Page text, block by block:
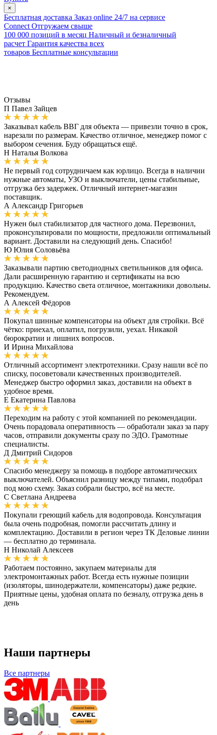
×
Бесплатная доставка Заказ online 24/7 на сервисе
Connect Отгружаем свыше
100 000 позиций в месяц Наличный и безналичный
расчет Гарантия качества всех
товаров Бесплатные консультации
Отзывы
П Павел Зайцев
Заказывал кабель ВВГ для объекта — привезли точно в срок,
нарезали по размерам. Качество отличное, менеджер помог с
выбором сечения. Буду обращаться ещё.
Н Наталья Волкова
Не первый год сотрудничаем как юрлицо. Всегда в наличии
нужные автоматы, УЗО и выключатели, цены стабильные,
отгрузка без задержек. Отличный интернет-магазин
поставщик.
А Александр Григорьев
Нужен был стабилизатор для частного дома. Перезвонил,
проконсультировали по мощности, предложили оптимальный
вариант. Доставили на следующий день. Спасибо!
Ю Юлия Соловьёва
Заказывали партию светодиодных светильников для офиса.
Дали расширенную гарантию и сертификаты на всю
продукцию. Качество света отличное, монтажники довольны.
Рекомендуем.
А Алексей Фёдоров
Покупал шинные компенсаторы на объект для стройки. Всё
чётко: приехал, оплатил, погрузили, уехал. Никакой
бюрократии и лишних вопросов.
И Ирина Михайлова
Отличный ассортимент электротехники. Сразу нашли всё по
списку, посоветовали качественных производителей.
Менеджер быстро оформил заказ, доставили на объект в
удобное время.
Е Екатерина Павлова
Переходим на работу с этой компанией по рекомендации.
Очень порадовала оперативность — обработали заказ за пару
часов, отправили документы сразу по ЭДО. Грамотные
специалисты.
Д Дмитрий Сидоров
Спасибо менеджеру за помощь в подборе автоматических
выключателей. Объяснил разницу между типами, подобрал
под мою схему. Заказ собрали быстро, всё на месте.
С Светлана Андреева
Покупали греющий кабель для водопровода. Консультация
была очень подробная, помогли рассчитать длину и
комплектацию. Доставили в регион через ТК Деловые линии
— бесплатно до терминала.
Н Николай Алексеев
Работаем постоянно, закупаем материалы для
электромонтажных работ. Всегда есть нужные позиции
(изоляторы, шинодержатели, компенсаторы) даже редкие.
Приятные цены, удобная оплата по безналу, отгрузка день в
день
Наши партнеры
Все партнеры